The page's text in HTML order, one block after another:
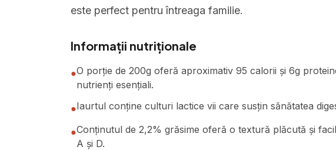
este perfect pentru întreaga familie.
Informații nutriționale
●O porție de 200g oferă aproximativ 95 calorii și 6g
nutrienți esențiali.
●Iaurtul conține culturi lactice vii care susțin sănătatea
●Conținutul de 2,2% grăsime oferă o textură plăcută și
A și D.